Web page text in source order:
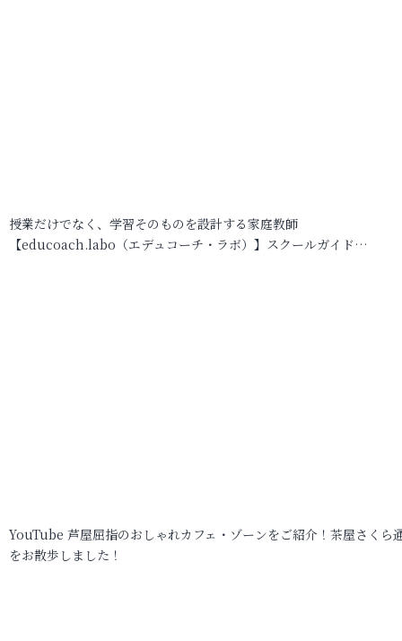
授業だけでなく、学習そのものを設計する家庭教師
【educoach.labo（エデュコーチ・ラボ）】スクールガイド…
YouTube 芦屋屈指のおしゃれカフェ・ゾーンをご紹介！茶屋さくら
をお散歩しました！